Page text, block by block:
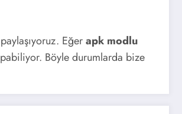
Eğerapk modlu
Böyle durumlarda bize